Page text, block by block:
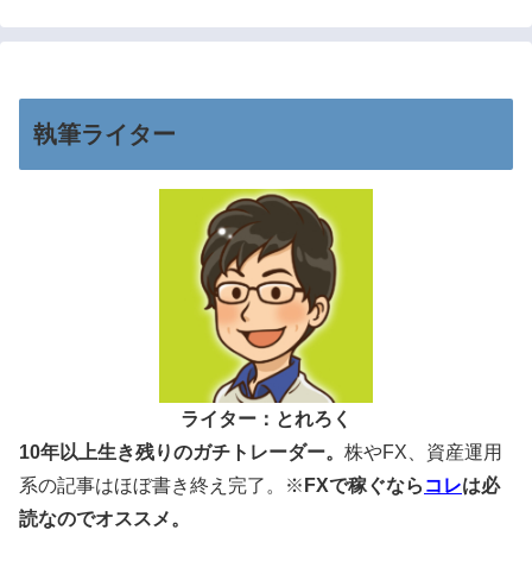
執筆ライター
ライター：とれろく
10年以上生き残りのガチトレーダー。 株やFX、資産運用
系の記事はほぼ書き終え完了。※ FXで稼ぐなら コレは必
読なのでオススメ。